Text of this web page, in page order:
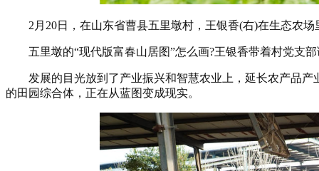
2月20日，在山东省曹县五里墩村，王银香(右)在生态农场
五里墩的“现代版富春山居图”怎么画?王银香带着村党支部
发展的目光放到了产业振兴和智慧农业上，延长农产品产
的田园综合体，正在从蓝图变成现实。